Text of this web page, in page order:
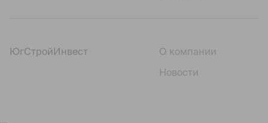
ЮгСтройИнвест
О компании
Новости